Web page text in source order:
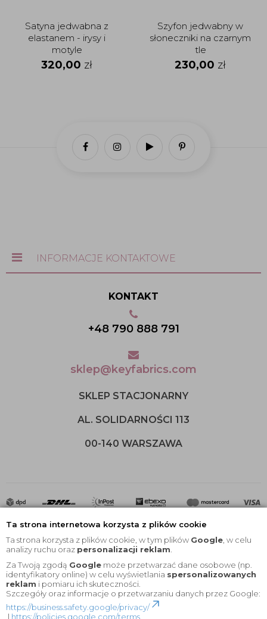
Ta strona internetowa korzysta z plików cookie
Ta strona korzysta z plików cookie, w tym plików Google , w celu
analizy ruchu oraz personalizacji reklam
Za Twoją zgodą Google może przetwarzać dane osobowe (np.
identyfikatory online) w celu wyświetlania spersonalizowanych
reklam i pomiaru ich skuteczności.
Szczegóły oraz informacje o przetwarzaniu danych przez Google:
https://business.safety.google/privacy/
| https://policies.google.com/terms
Satyna jedwabna z
elastanem - irysy i
motyle
320,00 zł
Szyfon jedwabny w
słoneczniki na czarnym
tle
230,00 zł
INFORMACJE KONTAKTOWE
KONTAKT
+48 790 888 791
sklep@keyfabrics.com
SKLEP STACJONARNY
AL. SOLIDARNOŚCI 113
00-140 WARSZAWA
2020 © Wszelkie Prawa Zastrzeżone |KEYfabrics
Projekt i oprogramowanie sklepu: